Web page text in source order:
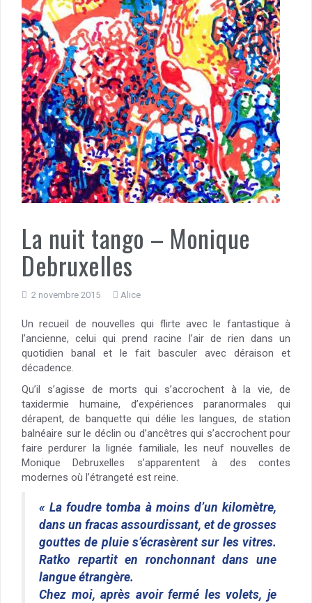
La nuit tango – Monique
Debruxelles
2 novembre 2015 Alice
Un recueil de nouvelles qui flirte avec le fantastique à
l’ancienne, celui qui prend racine l’air de rien dans un
quotidien banal et le fait basculer avec déraison et
décadence.
Qu’il s’agisse de morts qui s’accrochent à la vie, de
taxidermie humaine, d’expériences paranormales qui
dérapent, de banquette qui délie les langues, de station
balnéaire sur le déclin ou d’ancêtres qui s’accrochent pour
faire perdurer la lignée familiale, les neuf nouvelles de
Monique Debruxelles s’apparentent à des contes
modernes où l’étrangeté est reine.
« La foudre tomba à moins d’un kilomètre,
dans un fracas assourdissant, et de grosses
gouttes de pluie s’écrasèrent sur les vitres.
Ratko repartit en ronchonnant dans une
langue étrangère.
Chez moi, après avoir fermé les volets, je